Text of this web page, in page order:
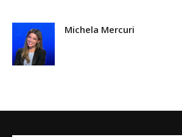
Michela Mercuri